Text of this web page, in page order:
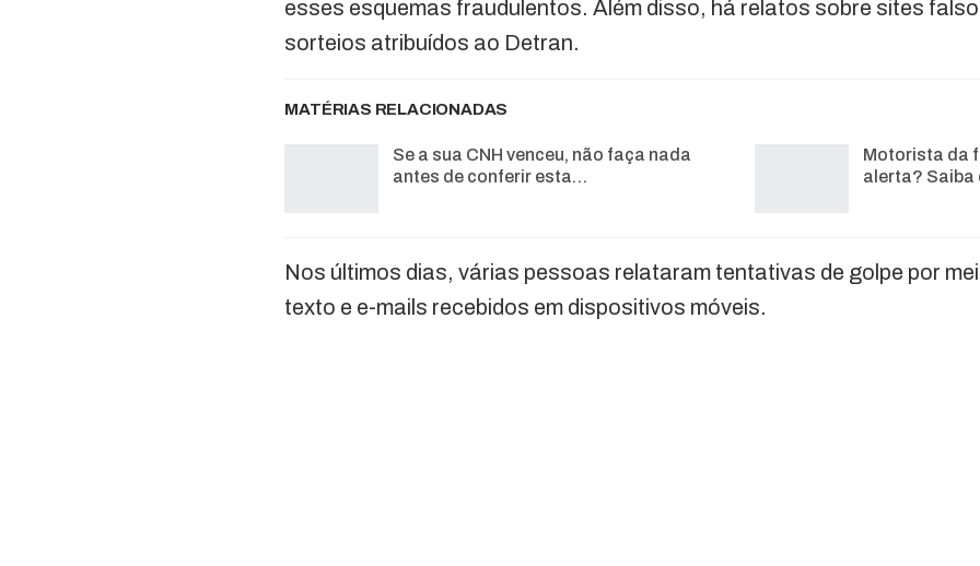
esses esquemas fraudulentos. Além disso, há relatos sobre sites
sorteios atribuídos ao Detran.
MATÉRIAS RELACIONADAS
Se a sua CNH venceu, não faça nada
antes de conferir esta…
Motorista da
alerta? Saiba
Nos últimos dias, várias pessoas relataram tentativas de golpe por
texto e e-mails recebidos em dispositivos móveis.